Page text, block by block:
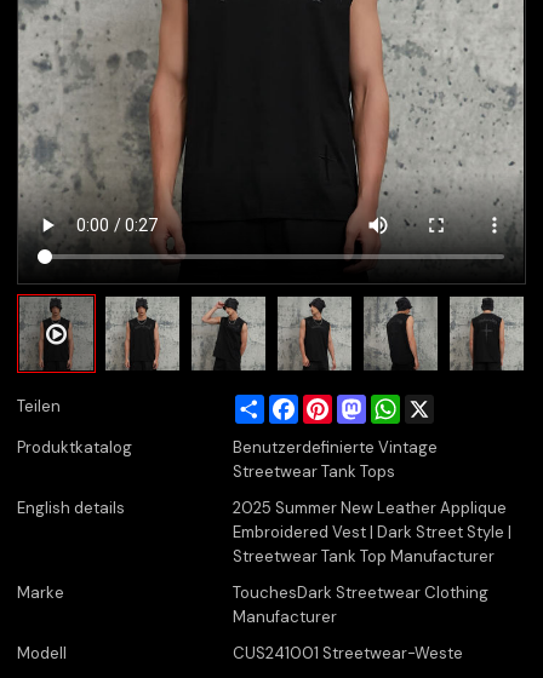
Teilen ShareFacebook
PinterestMastodonWhatsApp
Produktkatalog
Benutzerdefinierte Vintage
Streetwear Tank Tops
English details
2025 Summer New Leather Applique
Embroidered Vest | Dark Street Style |
Streetwear Tank Top Manufacturer
Marke
TouchesDark Streetwear Clothing
Manufacturer
Modell
CUS241001 Streetwear-Weste